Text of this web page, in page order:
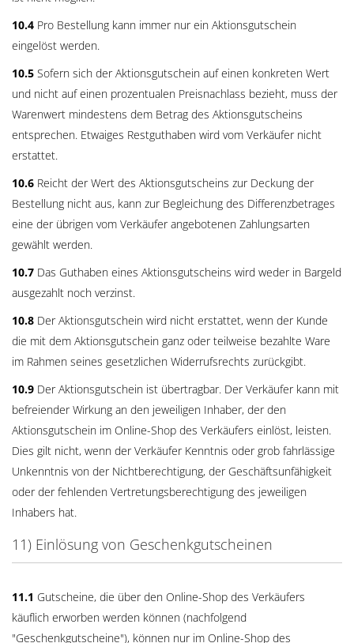
10.4 Pro Bestellung kann immer nur ein Aktionsgutschein
eingelöst werden.
10.5 Sofern sich der Aktionsgutschein auf einen konkreten Wert
und nicht auf einen prozentualen Preisnachlass bezieht, muss der
Warenwert mindestens dem Betrag des Aktionsgutscheins
entsprechen. Etwaiges Restguthaben wird vom Verkäufer nicht
erstattet.
10.6 Reicht der Wert des Aktionsgutscheins zur Deckung der
Bestellung nicht aus, kann zur Begleichung des Differenzbetrages
eine der übrigen vom Verkäufer angebotenen Zahlungsarten
gewählt werden.
10.7 Das Guthaben eines Aktionsgutscheins wird weder in Bargeld
ausgezahlt noch verzinst.
10.8 Der Aktionsgutschein wird nicht erstattet, wenn der Kunde
die mit dem Aktionsgutschein ganz oder teilweise bezahlte Ware
im Rahmen seines gesetzlichen Widerrufsrechts zurückgibt.
10.9 Der Aktionsgutschein ist übertragbar. Der Verkäufer kann mit
befreiender Wirkung an den jeweiligen Inhaber, der den
Aktionsgutschein im Online-Shop des Verkäufers einlöst, leisten.
Dies gilt nicht, wenn der Verkäufer Kenntnis oder grob fahrlässige
Unkenntnis von der Nichtberechtigung, der Geschäftsunfähigkeit
oder der fehlenden Vertretungsberechtigung des jeweiligen
Inhabers hat.
11) Einlösung von Geschenkgutscheinen
11.1 Gutscheine, die über den Online-Shop des Verkäufers
käuflich erworben werden können (nachfolgend
"Geschenkgutscheine"), können nur im Online-Shop des